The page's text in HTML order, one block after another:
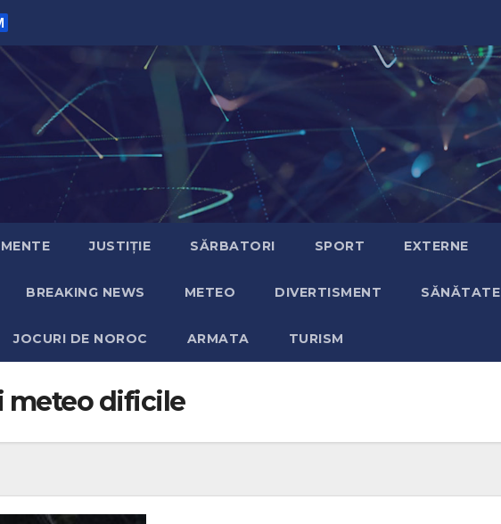
JUSTIȚIE SĂRBATORI SPORT EXTERNE
BREAKING NEWS METEO DIVERTISMENT SĂNĂTATE
JOCURI DE NOROC ARMATA TURISM
dificile